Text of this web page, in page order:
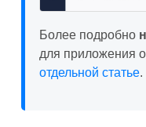
Более подробно
для приложения
отдельной статье.